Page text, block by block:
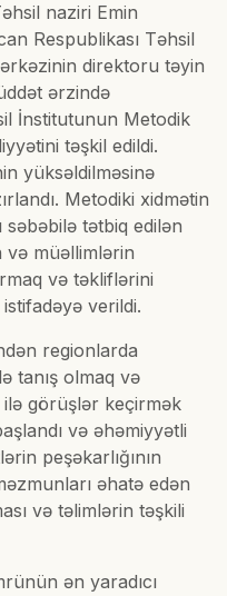
naziri Emin
Respublikası Təhsil
direktoru təyin
ərzində
İnstitutunun Metodik
təşkil edildi.
yüksəldilməsinə
Metodiki xidmətin
səbəbilə tətbiq edilən
və müəllimlərin
və təkliflərini
verildi.
regionlarda
tanış olmaq və
ilə görüşlər keçirmək
və əhəmiyyətli
peşəkarlığının
əhatə edən
və təlimlərin təşkili
ən yaradıcı